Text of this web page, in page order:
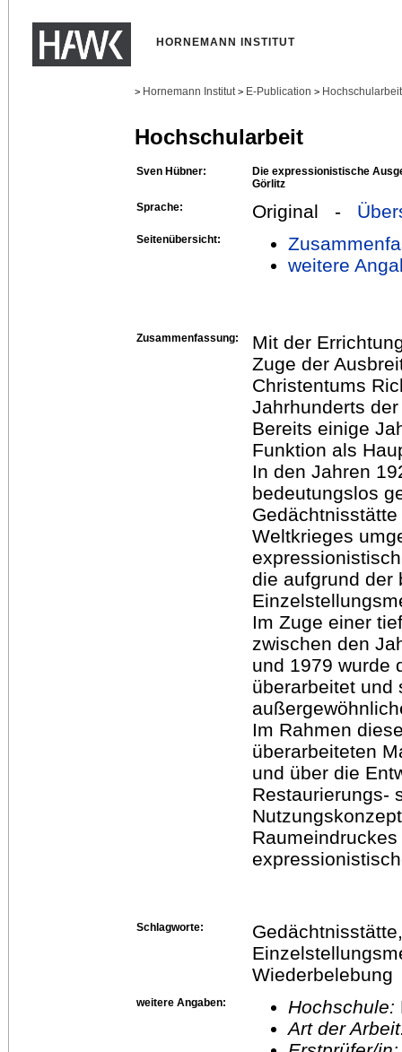
HORNEMANN INSTITUT
> Hornemann Institut > E-Publication >
Hochschularbeit
Sven Hübner:
Die expressionistische
Görlitz
Sprache:
Original -
Seitenübersicht:
weitere
Zusammenfassung:
Mit der
Zuge der
Christentums
Jahrhunderts
Bereits einige
Funktion als
In den Jahren
bedeutungslos
Weltkrieges
die aufgrund der
Im Zuge einer
zwischen den
und 1979 wurde
überarbeitet und
Im Rahmen
überarbeiteten
und über die
Restaurierungs-
Schlagworte:
Wiederbelebung
weitere Angaben: Hochschule:
Art der